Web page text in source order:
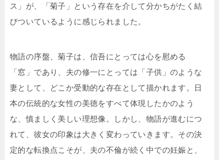
ス」が、「菊子」という存在を介して分かちがたく結
びついているように感じられました。
物語の序盤、菊子は、信吾にとっては心を慰める
「窓」であり、夫の修一にとっては「子供」のような
妻として、どこか受動的な存在として描かれます。日
本の伝統的な女性の美徳をすべて体現したかのよう
な、慎ましく美しい理想像。しかし、物語が進むにつ
れて、彼女の印象は大きく変わっていきます。その決
定的な転換点こそが、夫の不倫が続く中での妊娠と、